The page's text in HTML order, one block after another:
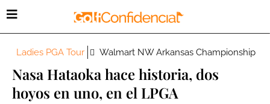
Ladies PGA Tour Walmart NW Arkansas Championship
Nasa Hataoka hace historia, dos
hoyos en uno, en el LPGA